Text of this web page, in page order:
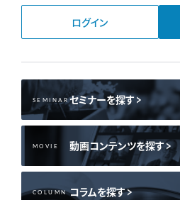
ログイン
SEMINARセミナーを探す
MOVIE 動画コンテンツを探す
COLUMN コラムを探す